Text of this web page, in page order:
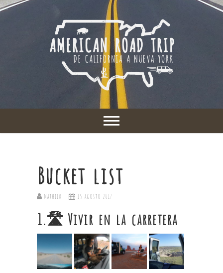
Bucket list
Mathieu 15 agosto 2017
1.🛣 Vivir en la carretera